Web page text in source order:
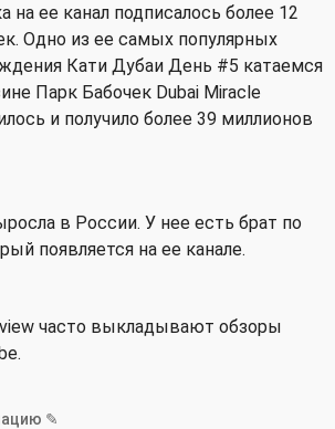
на ее канал подписалось более 12
Одно из ее самых популярных
Кати Дубаи День #5 катаемся
Парк Бабочек Dubai Miracle
и получило более 39 миллионов
в России. У нее есть брат по
появляется на ее канале.
часто выкладывают обзоры
✎